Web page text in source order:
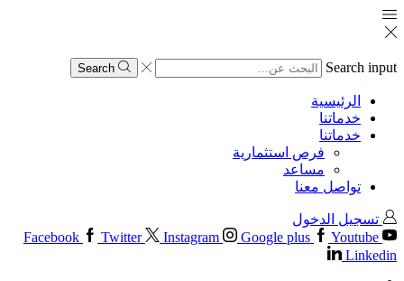
Search input
Search
الرئيسية
خدماتنا
خدماتنا
فرص استثمارية
مساعد
تواصل معنا
تسجيل الدخول
Facebook
Twitter Instagram Google plus
Youtube
Linkedin